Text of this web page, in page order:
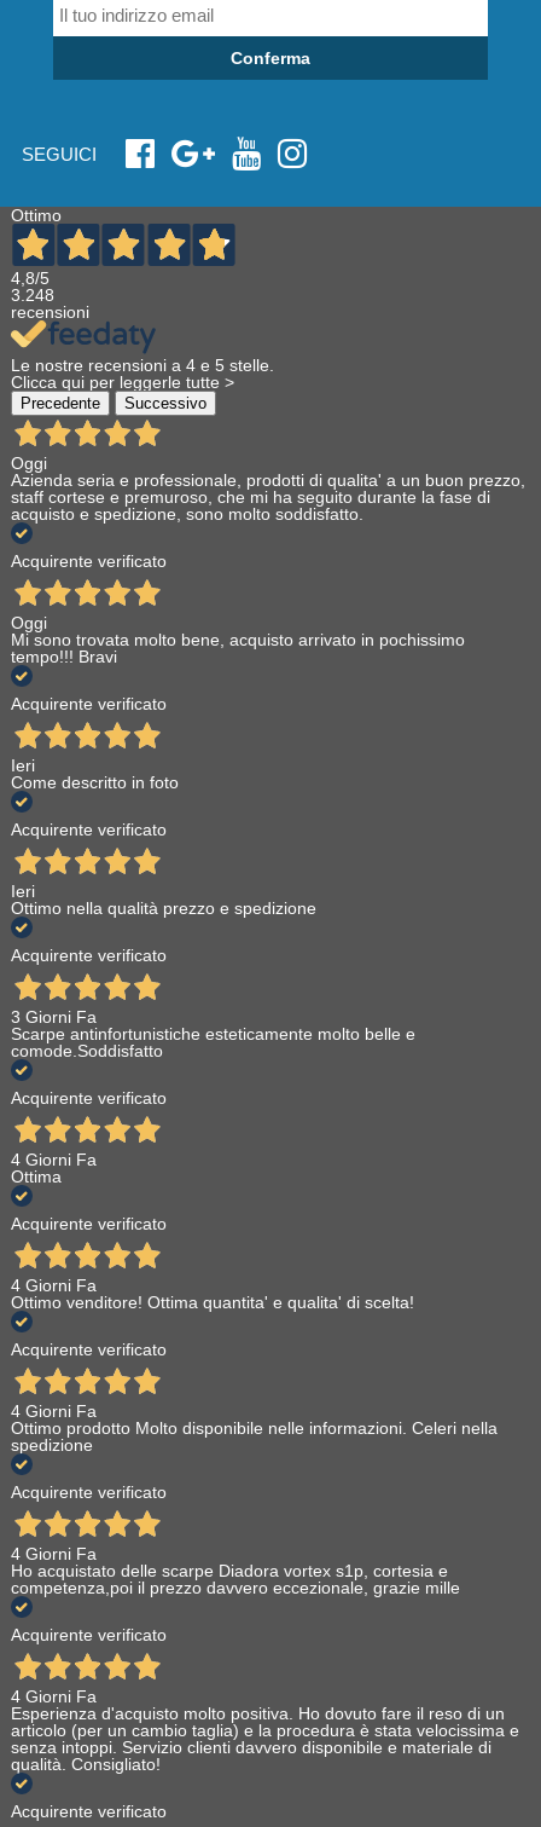
Conferma
SEGUICI
Ottimo
4,8/5
3.248
recensioni
Le nostre recensioni a 4 e 5 stelle.
Clicca qui per leggerle tutte >
Precedente Successivo
Oggi
Azienda seria e professionale, prodotti di qualita' a un buon prezzo,
staff cortese e premuroso, che mi ha seguito durante la fase di
acquisto e spedizione, sono molto soddisfatto.
Acquirente verificato
Oggi
Mi sono trovata molto bene, acquisto arrivato in pochissimo
tempo!!! Bravi
Acquirente verificato
Ieri
Come descritto in foto
Acquirente verificato
Ieri
Ottimo nella qualità prezzo e spedizione
Acquirente verificato
3 Giorni Fa
Scarpe antinfortunistiche esteticamente molto belle e
comode.Soddisfatto
Acquirente verificato
4 Giorni Fa
Ottima
Acquirente verificato
4 Giorni Fa
Ottimo venditore! Ottima quantita' e qualita' di scelta!
Acquirente verificato
4 Giorni Fa
Ottimo prodotto Molto disponibile nelle informazioni. Celeri nella
spedizione
Acquirente verificato
4 Giorni Fa
Ho acquistato delle scarpe Diadora vortex s1p, cortesia e
competenza,poi il prezzo davvero eccezionale, grazie mille
Acquirente verificato
4 Giorni Fa
Esperienza d'acquisto molto positiva. Ho dovuto fare il reso di un
articolo (per un cambio taglia) e la procedura è stata velocissima e
senza intoppi. Servizio clienti davvero disponibile e materiale di
qualità. Consigliato!
Acquirente verificato